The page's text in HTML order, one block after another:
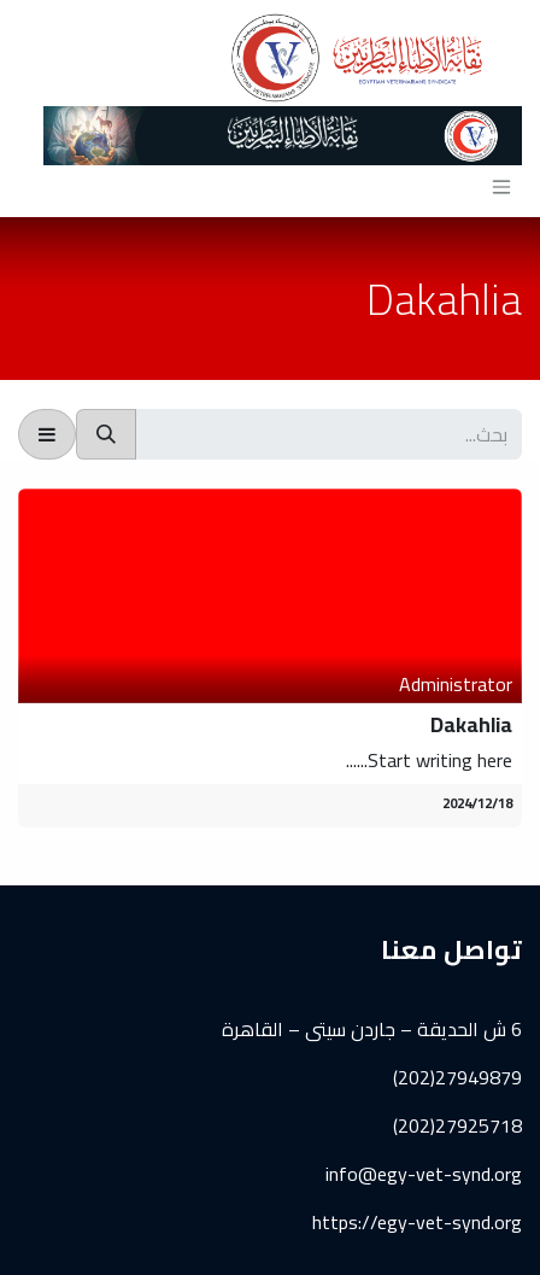
Dakahlia
Administrator
Dakahlia
Start writing here......
18‏/12‏/2024
تواصل معنا
6 ش الحديقة – جاردن سيتى – القاهرة
27949879(202)
27925718(202)
info@egy-vet-synd.org
https://egy-vet-synd.org